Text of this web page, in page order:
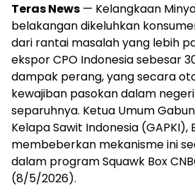
Teras News — Kelangkaan
belakangan dikeluhkan
dari rantai masalah yang lebih
ekspor CPO Indonesia sebesar
dampak perang, yang secara
kewajiban pasokan dalam
separuhnya. Ketua Umum
Kelapa Sawit Indonesia (GAPKI),
membeberkan mekanisme ini
dalam program Squawk Box
(8/5/2026).